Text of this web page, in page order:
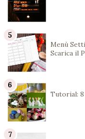
Menù
Scarica il
Tutorial: 8